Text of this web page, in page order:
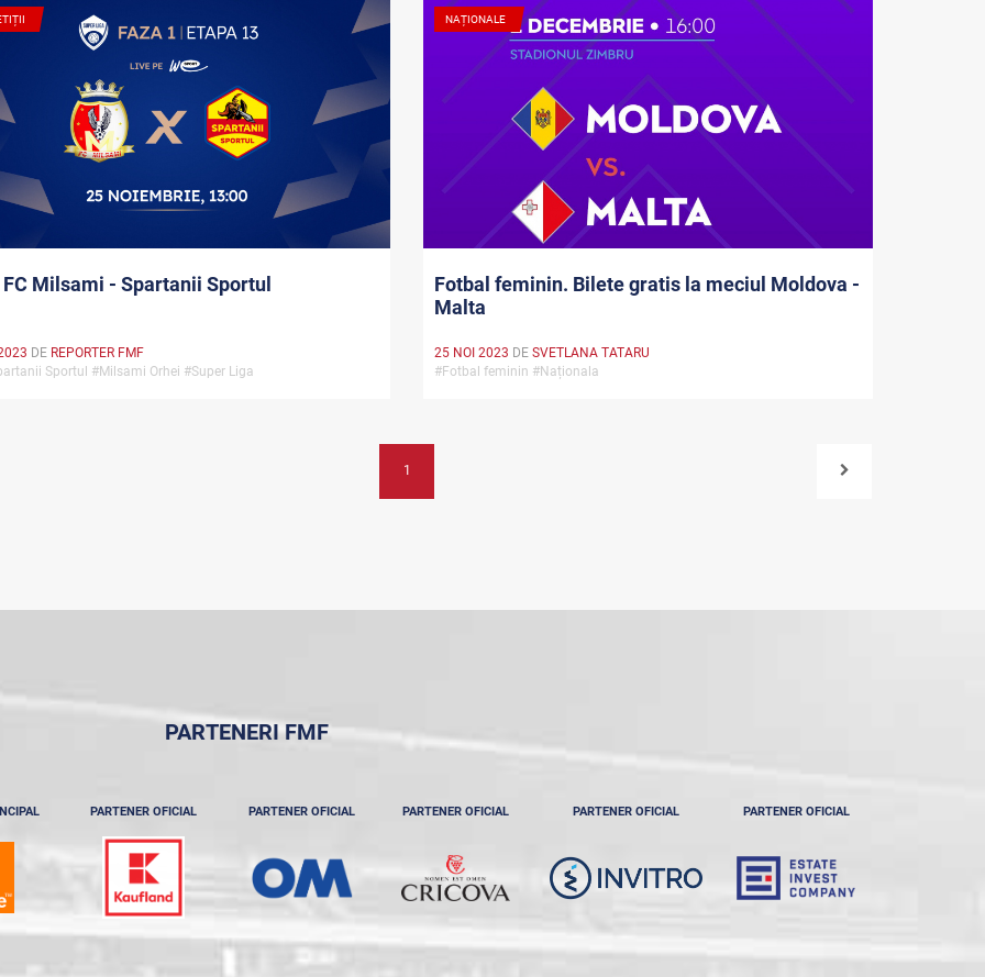
FC Milsami - Spartanii Sportul
DE REPORTER FMF
Sportul #Milsami Orhei #Super Liga
NAȚIONALE
Fotbal feminin. Bilete gratis la meciul Moldova -
Malta
25 NOI 2023 DESVETLANA TATARU
#Fotbal feminin #Naționala
1
PARTENERI FMF
PARTENER OFICIAL PARTENER OFICIAL PARTENER OFICIAL PARTENER OFICIAL PARTENER OFICIAL